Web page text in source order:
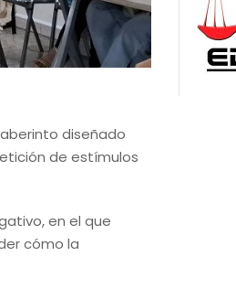
diseñado
de estímulos
en el que
cómo la